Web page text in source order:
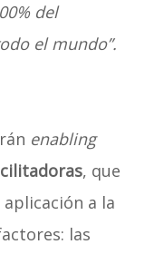
del
el mundo”.
enabling
, que
a la
las